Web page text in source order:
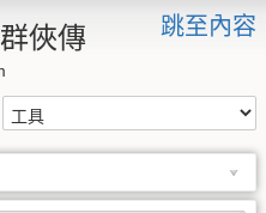
跳至內容
俠傳